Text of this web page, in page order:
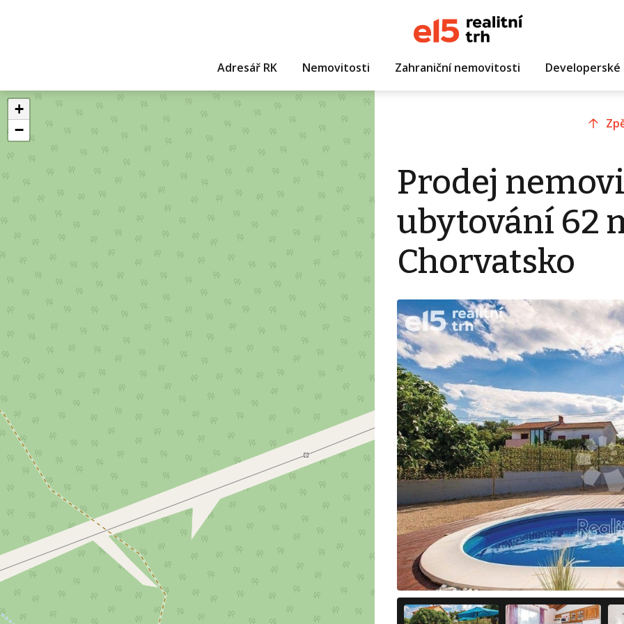
Adresář RK Nemovitosti Zahraniční nemovitosti
+
−
Prodej
ubytování 62
Chorvatsko